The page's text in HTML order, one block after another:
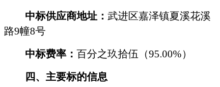
中标供应商地址： 武进区嘉泽镇夏溪花溪
路9幢8号
中标费率： 百分之玖拾伍（95.00%）
四、主要标的信息